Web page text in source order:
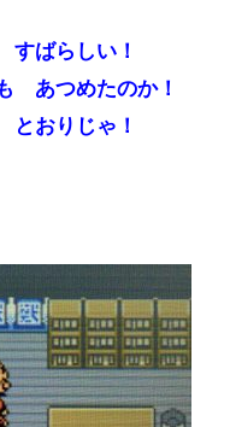
ばらしい！
あつめたのか！
おりじゃ！